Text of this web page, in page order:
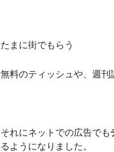
たまに街でもらう
無料のティッシュや、週刊
それにネットでの広告でも
るようになりました。